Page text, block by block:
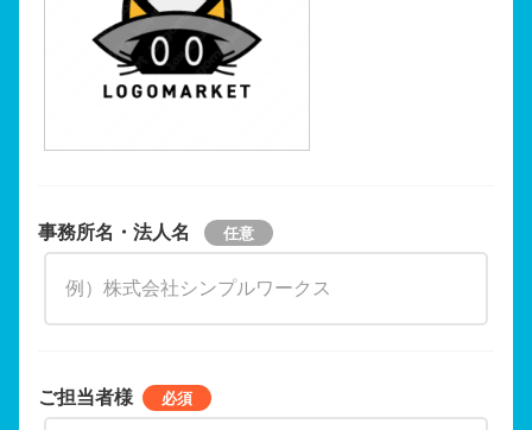
事務所名・法人名
ご担当者様